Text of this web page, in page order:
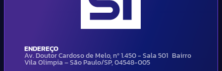
ENDEREÇO
Av. Doutor Cardoso de Melo, nº 1.450 - Sala 501 Bairro
Vila Olimpia – São Paulo/SP, 04548-005